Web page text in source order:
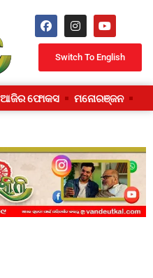
Switch To English
ଆଜିର ଫୋକସ ମନୋରଞ୍ଜନ